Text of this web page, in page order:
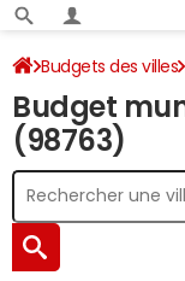
Budgets des villes
Budget 2024
Budget
(98763)